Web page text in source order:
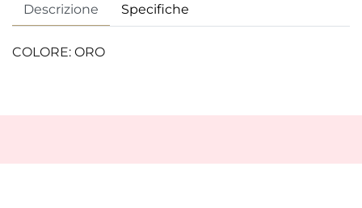
Descrizione Specifiche
COLORE: ORO